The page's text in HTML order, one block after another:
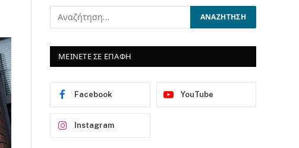
ΜΕΙΝΕΤΕ ΣΕ ΕΠΑΦΗ
Facebook YouTube
Instagram